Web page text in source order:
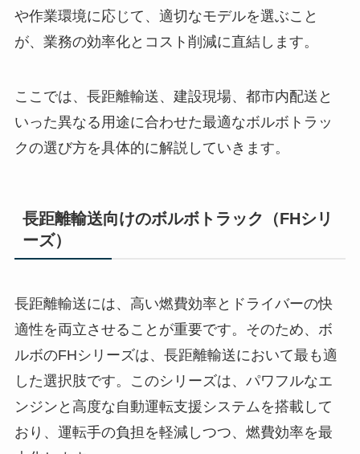
や作業環境に応じて、適切なモデルを選ぶこと
が、業務の効率化とコスト削減に直結します。
ここでは、長距離輸送、建設現場、都市内配送と
いった異なる用途に合わせた最適なボルボトラッ
クの選び方を具体的に解説していきます。
長距離輸送向けのボルボトラック（FHシリ
ーズ）
長距離輸送には、高い燃費効率とドライバーの快
適性を両立させることが重要です。そのため、ボ
ルボのFHシリーズは、長距離輸送において最も適
した選択肢です。このシリーズは、パワフルなエ
ンジンと高度な自動運転支援システムを搭載して
おり、運転手の負担を軽減しつつ、燃費効率を最